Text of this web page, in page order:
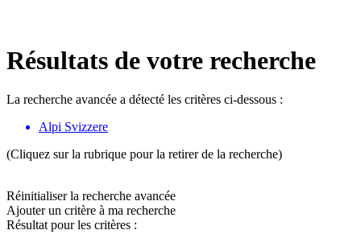
Résultats de votre recherche
La recherche avancée a détecté les critères ci-dessous :
Alpi Svizzere
(Cliquez sur la rubrique pour la retirer de la recherche)
Réinitialiser la recherche avancée
Ajouter un critère à ma recherche
Résultat pour les critères :